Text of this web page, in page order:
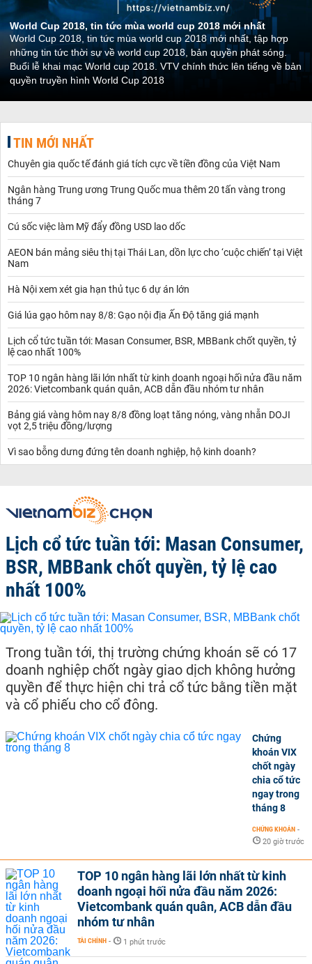
World Cup 2018, tin tức mùa world cup 2018 mới nhất
World Cup 2018, tin tức mùa world cup 2018 mới nhất, tập hợp
những tin tức thời sự về world cup 2018, bản quyền phát sóng.
Buổi lễ khai mạc World cup 2018. VTV chính thức lên tiếng về bản
quyền truyền hình World Cup 2018
TIN MỚI NHẤT
Chuyên gia quốc tế đánh giá tích cực về tiền đồng của Việt Nam
Ngân hàng Trung ương Trung Quốc mua thêm 20 tấn vàng trong
tháng 7
Cú sốc việc làm Mỹ đẩy đồng USD lao dốc
AEON bán mảng siêu thị tại Thái Lan, dồn lực cho ‘cuộc chiến’ tại Việt
Nam
Hà Nội xem xét gia hạn thủ tục 6 dự án lớn
Giá lúa gạo hôm nay 8/8: Gạo nội địa Ấn Độ tăng giá mạnh
Lịch cổ tức tuần tới: Masan Consumer, BSR, MBBank chốt quyền, tỷ
lệ cao nhất 100%
TOP 10 ngân hàng lãi lớn nhất từ kinh doanh ngoại hối nửa đầu năm
2026: Vietcombank quán quân, ACB dẫn đầu nhóm tư nhân
Bảng giá vàng hôm nay 8/8 đồng loạt tăng nóng, vàng nhẫn DOJI
vọt 2,5 triệu đồng/lượng
Vì sao bỗng dưng đứng tên doanh nghiệp, hộ kinh doanh?
Lịch cổ tức tuần tới: Masan Consumer,
BSR, MBBank chốt quyền, tỷ lệ cao
nhất 100%
Trong tuần tới, thị trường chứng khoán sẽ có 17
doanh nghiệp chốt ngày giao dịch không hưởng
quyền để thực hiện chi trả cổ tức bằng tiền mặt
và cổ phiếu cho cổ đông.
Chứng
khoán VIX
chốt ngày
chia cổ tức
ngay trong
tháng 8
CHỨNG KHOÁN -
20 giờ trước
TOP 10 ngân hàng lãi lớn nhất từ kinh
doanh ngoại hối nửa đầu năm 2026:
Vietcombank quán quân, ACB dẫn đầu
nhóm tư nhân
TÀI CHÍNH - 1 phút trước